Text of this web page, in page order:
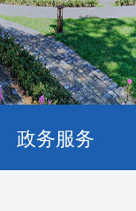
政务服务